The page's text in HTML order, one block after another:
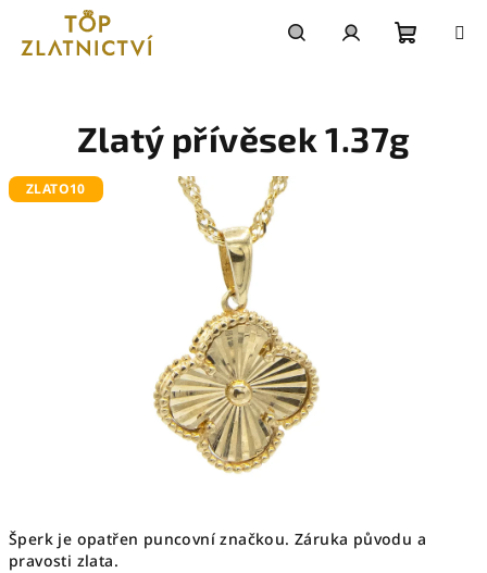
obsah
košík
Šperk je opatřen puncovní značkou. Záruka původu a
pravosti zlata.
Zlatý přívěsek 1.37g
ZLATO10